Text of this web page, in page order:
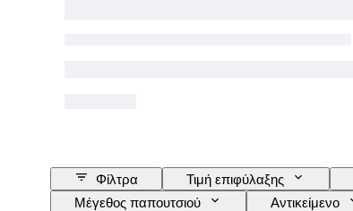
Φίλτρα Τιμή επιφύλαξης
Μέγεθος παπουτσιού
Αντικείμενο